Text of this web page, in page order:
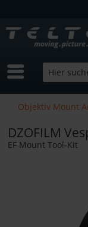
Objektiv Mount
DZOFILM
EF Mount Tool-Kit